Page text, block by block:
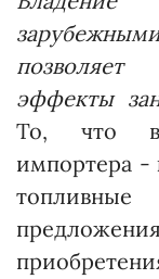
позволяет
эффекты
То, что
импортера -